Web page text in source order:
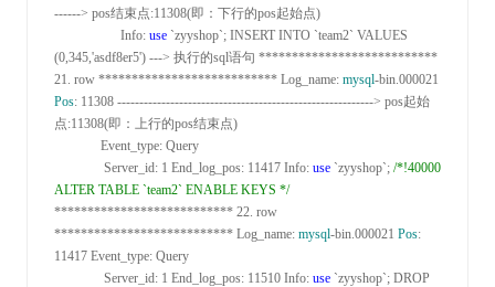
------> pos结束点:11308(即：下行的pos起始点)
                    Info
: use `zyyshop`; INSERT INTO `team2` VALUES
(0,345,'asdf8er5') ---> 执行的sql语句 ***************************
21. row *************************** Log_name: mysql
Pos: 11308 ----------------------------------------------------------> pos起始
点:11308(即：上行的pos结束点)
              Event_type
: Query
               Server_id
: 1 End_log_pos: 11417 Info: use `zyyshop`; /*!40000
ALTER TABLE `team2` ENABLE KEYS */
*************************** 22. row
*************************** Log_name: mysql-bin.000021 Pos:
11417 Event_type: Query
               Server_id
: 1 End_log_pos: 11510 Info: use `zyyshop`; DROP